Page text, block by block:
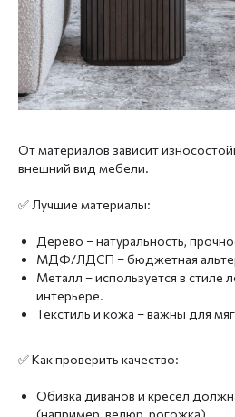
От материалов зависит
внешний вид мебели.
✅ Лучшие материалы:
Дерево – натуральность,
МДФ/ЛДСП – бюджетная
Металл – используется в стиле
интерьере.
Текстиль и кожа – важны для
✅ Как проверить качество:
Обивка диванов и кресел